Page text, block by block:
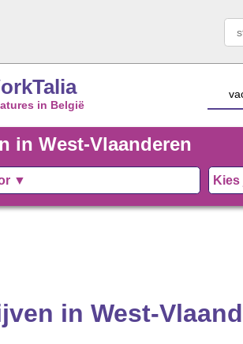
in België
in West-Vlaanderen
in West-